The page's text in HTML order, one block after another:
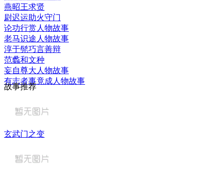
燕昭王求贤
尉迟运助火守门
论功行赏人物故事
老马识途人物故事
淳于髡巧言善辩
范蠡和文种
妄自尊大人物故事
有志者事竟成人物故事
故事推荐
玄武门之变